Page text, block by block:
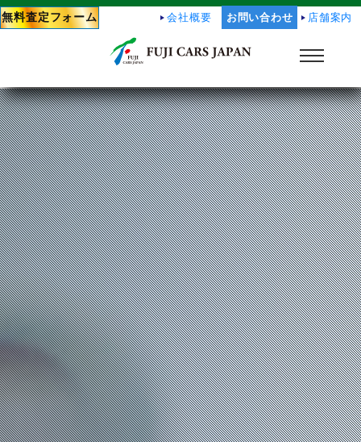
会社概要 お問い合わせ 店舗案内
無料査定フォーム